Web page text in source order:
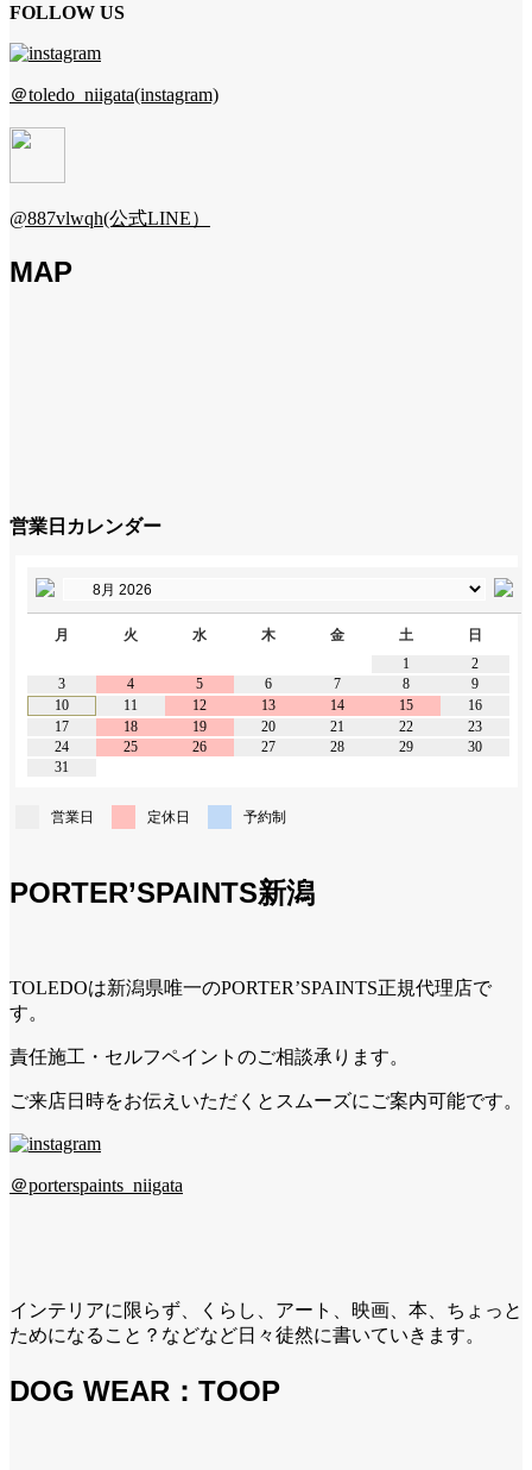
FOLLOW US
＠toledo_niigata(instagram)
@887vlwqh(公式LINE）
MAP
営業日カレンダー
月 火 水 木 金 土
日
1
2
3
4 5 6 7 8
9
10
11 12 13 14 15
16
17
18 19 20 21 22
23
24
25 26 27 28 29
30
31
営業日 定休日 予約制
PORTER’SPAINTS新潟
TOLEDOは新潟県唯一のPORTER’SPAINTS正規代理店で
す。
責任施工・セルフペイントのご相談承ります。
ご来店日時をお伝えいただくとスムーズにご案内可能です。
＠porterspaints_niigata
インテリアに限らず、くらし、アート、映画、本、ちょっと
ためになること？などなど日々徒然に書いていきます。
DOG WEAR：TOOP